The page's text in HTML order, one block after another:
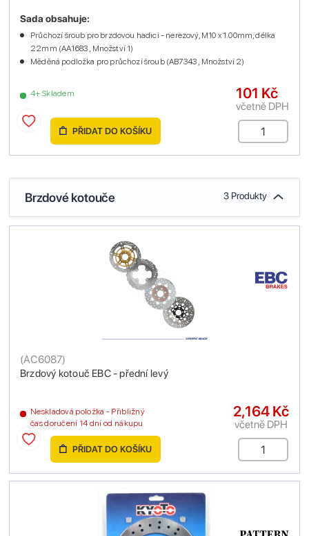
4+ Skladem
Sada obsahuje:
Průchozí šroub pro brzdovou hadici - nerezový, M10 x 1.00mm, délka
22mm (AA1683 , Množství 1)
Měděná podložka pro průchozí šroub (AB7343 , Množství 2)
101 Kč
včetně DPH
PŘIDAT DO KOŠÍKU
Brzdové kotouče 3 Produkty
Brzdový kotouč EBC - přední levý
(AC6087)
Neskladová položka - Přibližný
čas doručení 14 dní od nákupu
2,164 Kč
včetně DPH
PŘIDAT DO KOŠÍKU